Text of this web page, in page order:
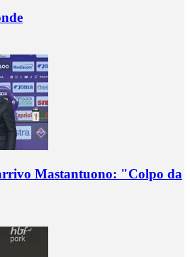
Mastantuono: "Colpo da